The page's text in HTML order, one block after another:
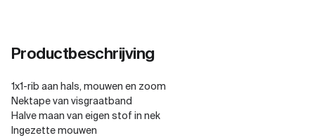
Productbeschrijving
1x1-rib aan hals, mouwen en zoom
Nektape van visgraatband
Halve maan van eigen stof in nek
Ingezette mouwen